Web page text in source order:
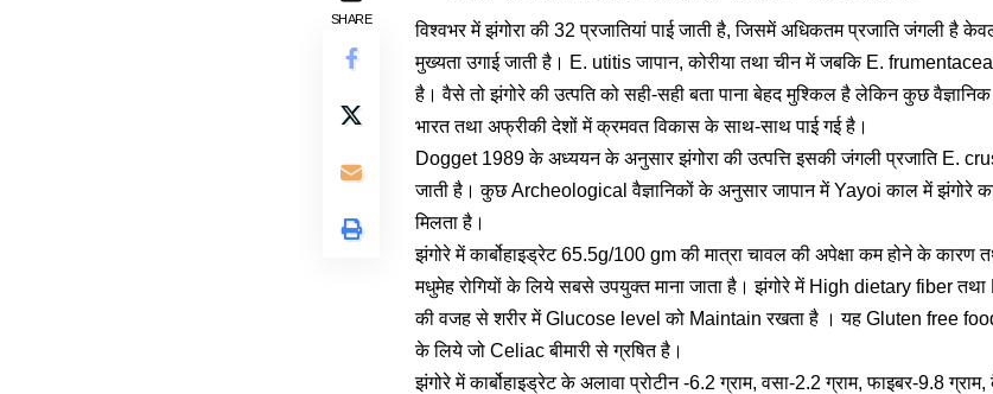
SHARE
विश्वभर में झंगोरा की 32 प्रजातियां पाई जाती है, जिसमें अधिकतम प्रजाति जंगली है
मुख्यता उगाई जाती है। E. utitis जापान, कोरीया तथा चीन में जबकि E.
है। वैसे तो झंगोरे की उत्पति को सही-सही बता पाना बेहद मुश्किल है लेकिन कुछ
भारत तथा अफ्रीकी देशों में क्रमवत विकास के साथ-साथ पाई गई है।
Dogget 1989 के अध्ययन के अनुसार झंगोरा की उत्पत्ति इसकी जंगली प्रजाति E.
जाती है। कुछ Archeological वैज्ञानिकों के अनुसार जापान में Yayoi काल में झंगोरे
मिलता है।
झंगोरे में कार्बोहाइड्रेट 65.5g/100 gm की मात्रा चावल की अपेक्षा कम होने के कारण
मधुमेह रोगियों के लिये सबसे उपयुक्त माना जाता है। झंगोरे में High dietary fiber
की वजह से शरीर में Glucose level को Maintain रखता है । यह Gluten free
के लिये जो Celiac बीमारी से ग्रषित है।
झंगोरे में कार्बोहाइड्रेट के अलावा प्रोटीन -6.2 ग्राम, वसा-2.2 ग्राम, फाइबर-9.8